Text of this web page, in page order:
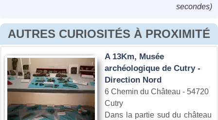
secondes)
AUTRES CURIOSITÉS À PROXIMITÉ
A 13Km, Musée
archéologique de Cutry -
Direction Nord
6 Chemin du Château - 54720
Cutry
Dans la partie sud du château